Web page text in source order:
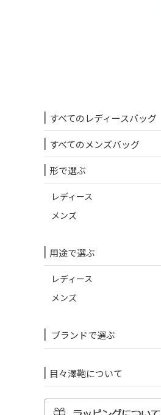
すべてのレディースバッグ
すべてのメンズバッグ
形で選ぶ
レディース
メンズ
用途で選ぶ
レディース
メンズ
ブランドで選ぶ
目々澤鞄について